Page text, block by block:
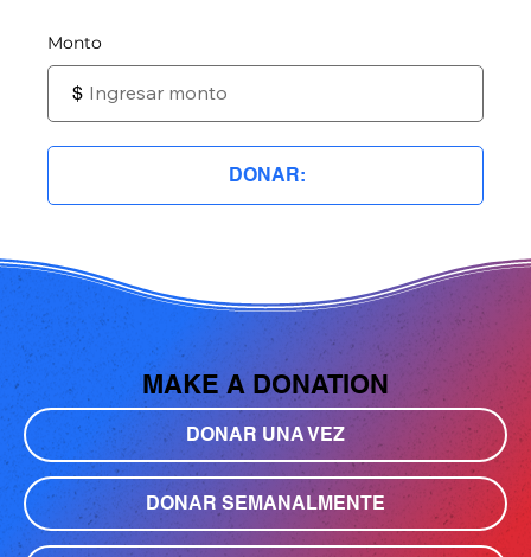
Monto
$
DONAR:
MAKE A DONATION
DONAR UNA VEZ
DONAR SEMANALMENTE